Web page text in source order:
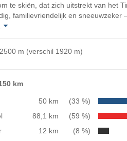
te skiën, dat zich uitstrekt van het
familievriendelijk en sneeuwzeker
m (verschil 1920 m)
km
50 km
(33 %)
88,1 km
(59 %)
12 km (8 %)